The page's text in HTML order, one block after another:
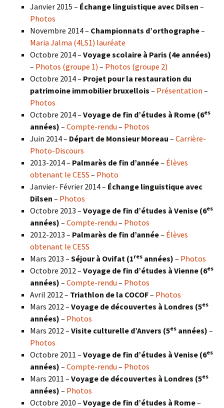
Janvier 2015 – Échange linguistique avec Dilsen –
Photos
Novembre 2014 – Championnats d’orthographe–
Maria Jalma (4LS1) lauréate
Octobre 2014 – Voyage scolaire à Paris (4e années)
– Photos (groupe 1) – Photos (groupe 2)
Octobre 2014 – Projet pour la restauration du
patrimoine immobilier bruxellois – Présentation –
Photos
Octobre 2014 – Voyage de fin d’études à Rome (6es
années) – Compte-rendu – Photos
Juin 2014 – Départ de Monsieur Moreau – Carrière-
Photo-Discours
2013-2014 – Palmarès de fin d’année– Élèves
obtenant le CESS – Photo
Janvier- Février 2014 – Échange linguistique avec
Dilsen – Photos
Octobre 2013 – Voyage de fin d’études à Venise (6es
années) – Compte-rendu – Photos
2012-2013 – Palmarès de fin d’année– Élèves
obtenant le CESS
Mars 2013 – Séjour à Ovifat (1res années) – Photos
Octobre 2012 – Voyage de fin d’études à Vienne (6es
années) – Compte-rendu – Photos
Avril 2012 – Triathlon de la COCOF– Photos
Mars 2012 – Voyage de découvertes à Londres (5es
années) – Photos
Mars 2012 – Visite culturelle d’Anvers (5es années) –
Photos
Octobre 2011 – Voyage de fin d’études à Venise (6es
années) – Compte-rendu – Photos
Mars 2011 – Voyage de découvertes à Londres (5es
années) – Photos
Octobre 2010 – Voyage de fin d’études à Rome–